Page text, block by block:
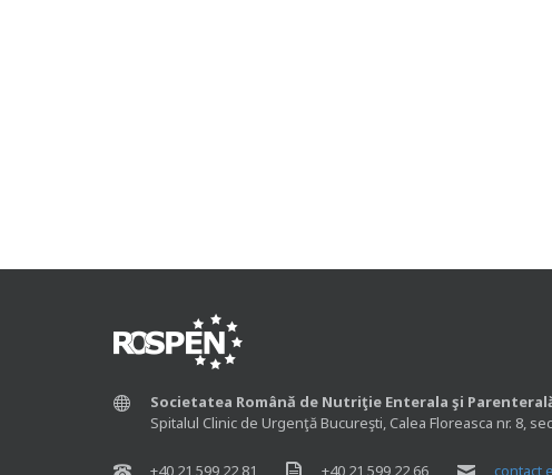
Societatea Română de Nutriţie Enterala şi
Spitalul Clinic de Urgenţă Bucureşti, Calea Floreasca nr. 8,
+40 21 599 22 81 +40 21 599 22 66 contact